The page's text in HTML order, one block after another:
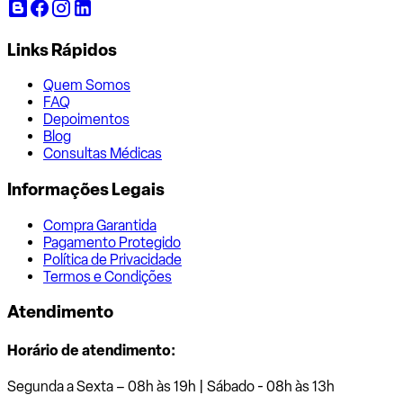
Links Rápidos
Quem Somos
FAQ
Depoimentos
Blog
Consultas Médicas
Informações Legais
Compra Garantida
Pagamento Protegido
Política de Privacidade
Termos e Condições
Atendimento
Horário de atendimento:
Segunda a Sexta – 08h às 19h | Sábado - 08h às 13h